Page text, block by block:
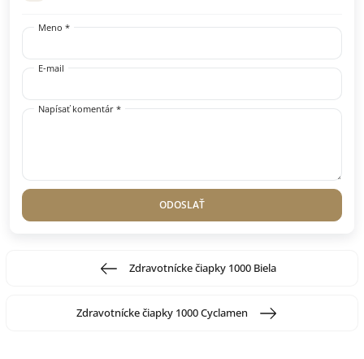
Meno *
E-mail
Napísať komentár *
ODOSLAŤ
Zdravotnícke čiapky 1000 Biela
Zdravotnícke čiapky 1000 Cyclamen